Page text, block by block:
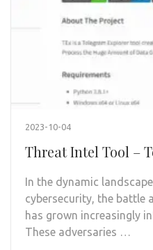
2023-10-04
Threat Intel Tool –
In the dynamic
cybersecurity, the battle
has grown increasingly
These adversaries …